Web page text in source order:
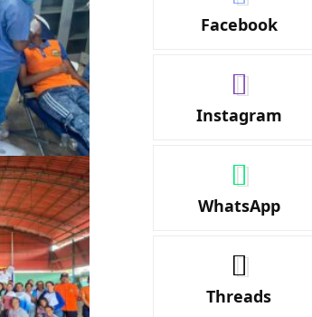
Facebook
Instagram
WhatsApp
Threads